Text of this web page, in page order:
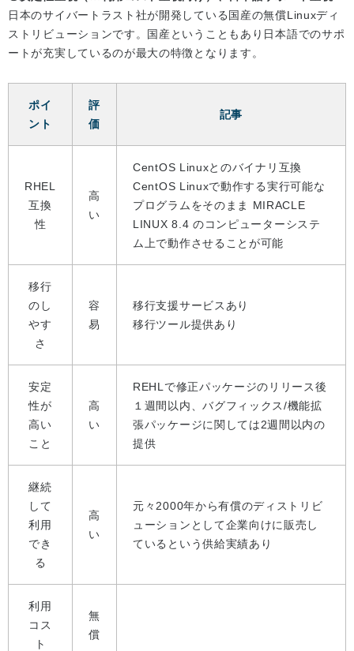
日本のサイバートラスト社が開発している国産の無償Linuxディ
ストリビューションです。国産ということもあり日本語でのサポ
ートが充実しているのが最大の特徴となります。
ポイ
ント
評
価
記事
RHEL
互換
性
高
い
CentOS Linuxとのバイナリ互換
CentOS Linuxで動作する実行可能な
プログラムをそのまま MIRACLE
LINUX 8.4 のコンピューターシステ
ム上で動作させることが可能
移行
のし
やす
さ
容
易
移行支援サービスあり
移行ツール提供あり
安定
性が
高い
こと
高
い
REHLで修正パッケージのリリース後
１週間以内、バグフィックス/機能拡
張パッケージに関しては2週間以内の
提供
継続
して
利用
でき
る
高
い
元々2000年から有償のディストリビ
ューションとして企業向けに販売し
ているという供給実績あり
利用
コス
ト
無
償